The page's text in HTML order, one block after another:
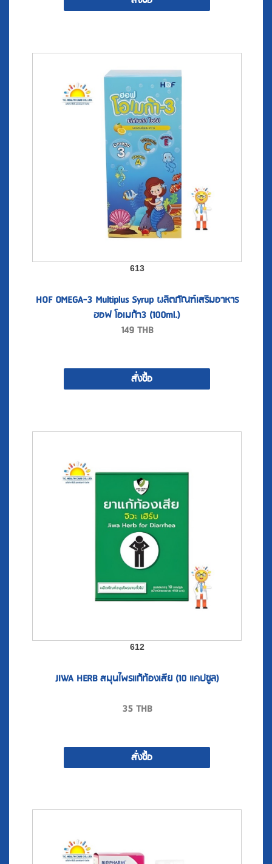
613
HOF OMEGA-3 Multiplus Syrup ผลิตภัณฑ์เสริมอาหาร
ฮอฟ โอเมก้า3 (100ml.)
149THB
สั่งซื้อ
612
JIWA HERB สมุนไพรแก้ท้องเสีย (10 แคปซูล)
35THB
สั่งซื้อ